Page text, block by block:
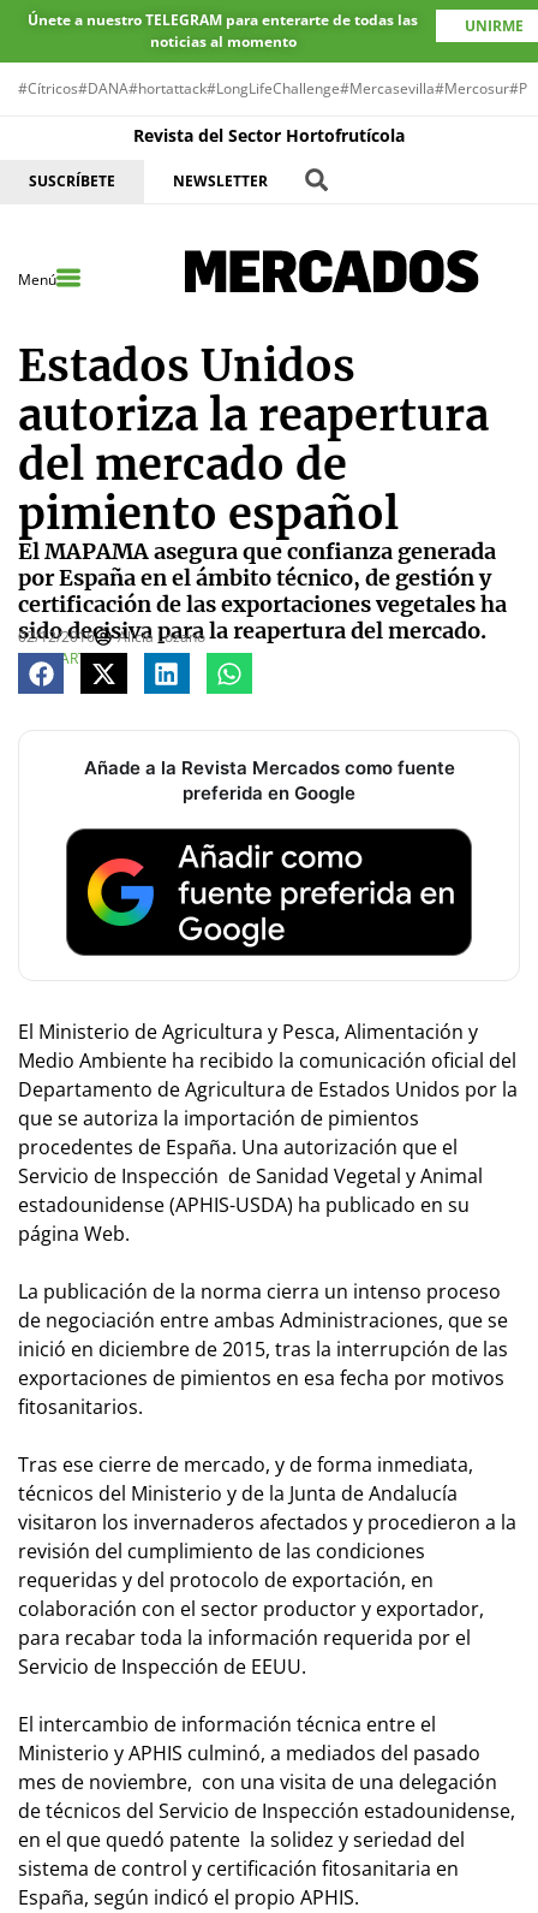
Únete a nuestro TELEGRAM para enterarte de todas las
noticias al momento
UNIRME
#Cítricos#DANA#hortattack#LongLifeChallenge#Mercasevilla#Mercosur
Revista del Sector Hortofrutícola
SUSCRÍBETE NEWSLETTER
Menú
Estados Unidos
autoriza la reapertura
del mercado de
pimiento español
El MAPAMA asegura que confianza generada
por España en el ámbito técnico, de gestión y
certificación de las exportaciones vegetales ha
sido decisiva para la reapertura del mercado.
02/12/2016
Alicia Lozano
COMPARTE
Añade a la Revista Mercados como fuente
preferida en Google
El Ministerio de Agricultura y Pesca, Alimentación y
Medio Ambiente ha recibido la comunicación oficial del
Departamento de Agricultura de Estados Unidos por la
que se autoriza la importación de pimientos
procedentes de España. Una autorización que el
Servicio de Inspección de Sanidad Vegetal y Animal
estadounidense (APHIS-USDA) ha publicado en su
página Web.
La publicación de la norma cierra un intenso proceso
de negociación entre ambas Administraciones, que se
inició en diciembre de 2015, tras la interrupción de las
exportaciones de pimientos en esa fecha por motivos
fitosanitarios.
Tras ese cierre de mercado, y de forma inmediata,
técnicos del Ministerio y de la Junta de Andalucía
visitaron los invernaderos afectados y procedieron a la
revisión del cumplimiento de las condiciones
requeridas y del protocolo de exportación, en
colaboración con el sector productor y exportador,
para recabar toda la información requerida por el
Servicio de Inspección de EEUU.
El intercambio de información técnica entre el
Ministerio y APHIS culminó, a mediados del pasado
mes de noviembre, con una visita de una delegación
de técnicos del Servicio de Inspección estadounidense,
en el que quedó patente la solidez y seriedad del
sistema de control y certificación fitosanitaria en
España, según indicó el propio APHIS.